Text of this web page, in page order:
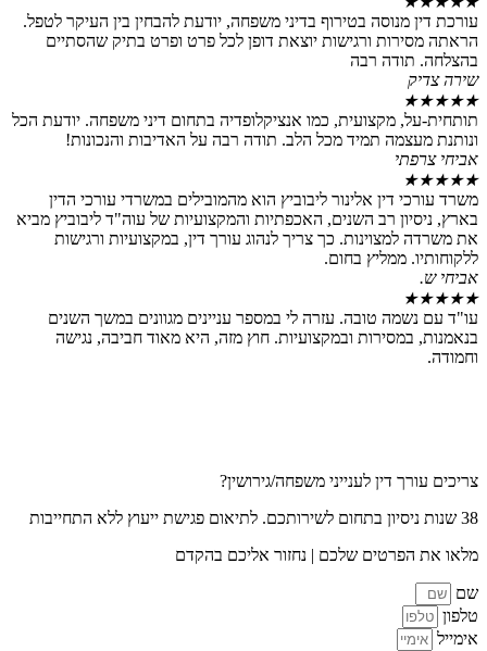
מנוסה בטירוף בדיני משפחה, יודעת להבחין בין העיקר לטפל.
ורגישות יוצאת דופן לכל פרט ופרט בתיק שהסתיים
רבה
מקצועית, כמו אנציקלופדיה בתחום דיני משפחה. יודעת הכל
תמיד מכל הלב. תודה רבה על האדיבות והנכונות!
דין אלינור ליבוביץ הוא מהמובילים במשרדי עורכי הדין
רב השנים, האכפתיות והמקצועיות של עוה"ד ליבוביץ מביא
כך צריך לנהוג עורך דין, במקצועיות ורגישות
ממליץ בחום.
טובה. עזרה לי במספר עניינים מגוונים במשך השנים
ובמקצועיות. חוץ מזה, היא מאוד חביבה, נגישה
דין לענייני משפחה/גירושין?
שלכם | נחזור אליכם בהקדם